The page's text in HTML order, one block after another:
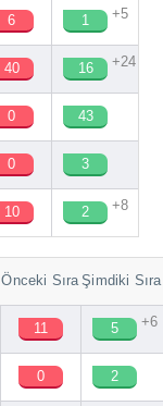
6 1 +5
40 16 +24
0 43
0 3
10 2 +8
Önceki SıraŞimdiki Sıra
11 5 +6
0 2